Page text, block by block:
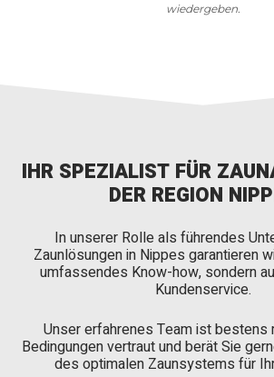
wiedergeben.
IHR SPEZIALIST FÜR
DER REGION
In unserer Rolle als führendes
Zaunlösungen in Nippes garantieren
umfassendes Know-how, sondern
Kundenservice.
Unser erfahrenes Team ist bestens
Bedingungen vertraut und berät Sie
des optimalen Zaunsystems für